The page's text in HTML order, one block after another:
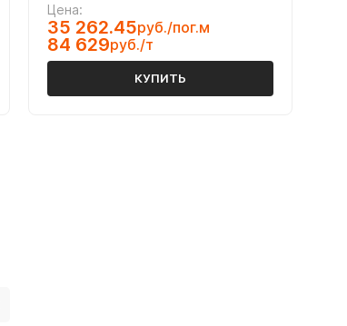
Цена:
35 262.45руб./пог.м
84 629руб./т
КУПИТЬ